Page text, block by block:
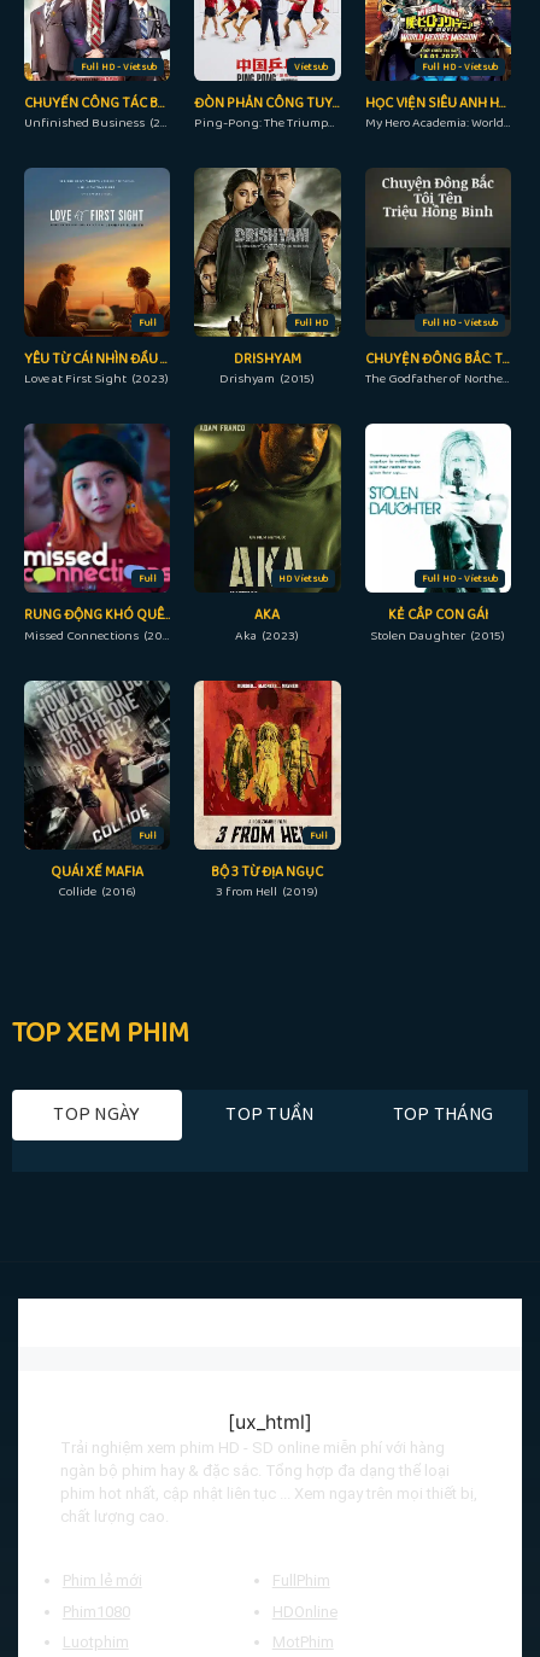
Full HD - Vietsub
CHUYẾN CÔNG TÁC BÁ ĐẠO
Unfinished Business (2015)
Vietsub
ĐÒN PHẢN CÔNG TUYỆT ĐỈNH
Ping-Pong: The Triumph (2023)
Full HD - Vietsub
HỌC VIỆN SIÊU ANH HÙNG: NHIỆM VỤ GIẢI CỨU THẾ GIỚI
My Hero Academia: World Heroes' Mission (2021)
Full
YÊU TỪ CÁI NHÌN ĐẦU TIÊN
Love at First Sight (2023)
Full HD
DRISHYAM
Drishyam (2015)
Full HD - Vietsub
CHUYỆN ĐÔNG BẮC: TÔI TÊN TRIỆU HỒNG BINH
The Godfather of Northeast China (2022)
Full
RUNG ĐỘNG KHÓ QUÊN
Missed Connections (2023)
HD Vietsub
AKA
Aka (2023)
Full HD - Vietsub
KẺ CẮP CON GÁI
Stolen Daughter (2015)
Full
QUÁI XẾ MAFIA
Collide (2016)
Full
BỘ 3 TỪ ĐỊA NGỤC
3 from Hell (2019)
TOP XEM PHIM
TOP NGÀY TOP TUẦN TOP THÁNG